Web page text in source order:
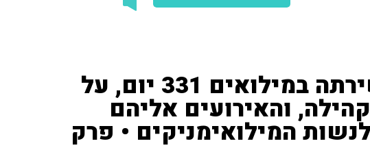
רס"ן (מיל') רונית ששירתה במילואים 331 יום, על
והאירועים אליהם
המילואימניקים • פרק